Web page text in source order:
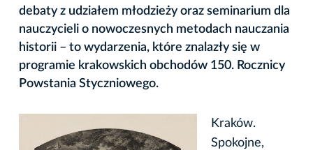
debaty z udziałem młodzieży oraz seminarium dla
nauczycieli o nowoczesnych metodach nauczania
historii – to wydarzenia, które znalazły się w
programie krakowskich obchodów 150. Rocznicy
Powstania Styczniowego.
Kraków.
Spokojne,